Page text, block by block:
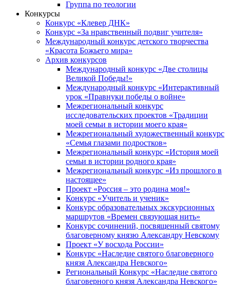
Группа по теологии
Конкурсы
Конкурс «Клевер ДНК»
Конкурс «За нравственный подвиг учителя»
Международный конкурс детского творчества
«Красота Божьего мира»
Архив конкурсов
Международный конкурс «Две столицы
Великой Победы!»
Международный конкурс «Интерактивный
урок «Правнуки победы о войне»
Межрегиональный конкурс
исследовательских проектов «Традиции
моей семьи в истории моего края»
Межрегиональный художественный конкурс
«Семья глазами подростков»
Межрегиональный конкурс «История моей
семьи в истории родного края»
Межрегиональный конкурс «Из прошлого в
настоящее»
Проект «Россия – это родина моя!»
Конкурс «Учитель и ученик»
Конкурс образовательных экскурсионных
маршрутов «Времен связующая нить»
Конкурс сочинений, посвященный святому
благоверному князю Александру Невскому
Проект «У восхода России»
Конкурс «Наследие святого благоверного
князя Александра Невского»
Региональный Конкурс «Наследие святого
благоверного князя Александра Невского»